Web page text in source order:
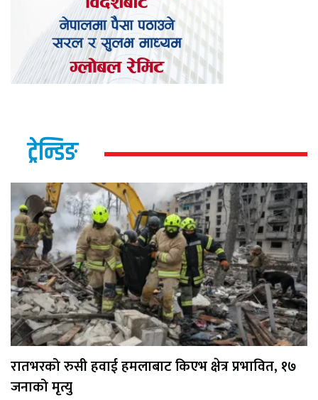
ट्रेन्डिङ
रातभरको रुसी हवाई हमलाबाट किएभ क्षेत्र प्रभावित, १७
जनाको मृत्यु